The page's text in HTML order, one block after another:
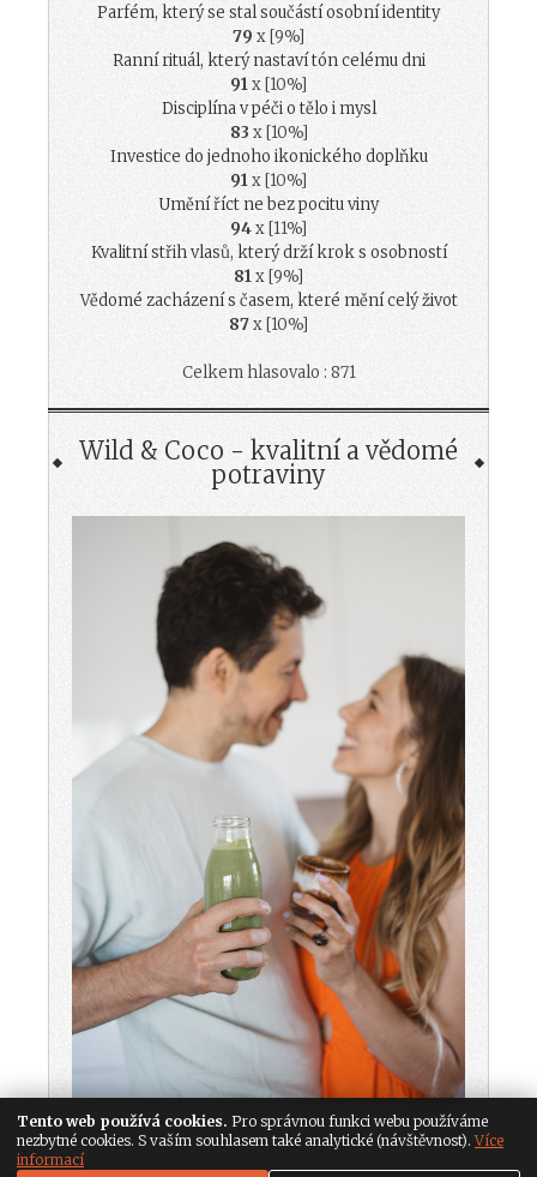
Parfém, který se stal součástí osobní identity
79 x [9%]
Ranní rituál, který nastaví tón celému dni
91x [10%]
Disciplína v péči o tělo i mysl
83 x [10%]
Investice do jednoho ikonického doplňku
91x [10%]
Umění říct ne bez pocitu viny
94x [11%]
Kvalitní střih vlasů, který drží krok s osobností
81x [9%]
Vědomé zacházení s časem, které mění celý život
87x [10%]
Celkem hlasovalo : 871
Wild & Coco - kvalitní a vědomé
potraviny
Tento web používá cookies. Pro správnou funkci webu používáme
nezbytné cookies. S vaším souhlasem také analytické (návštěvnost).Více
informací